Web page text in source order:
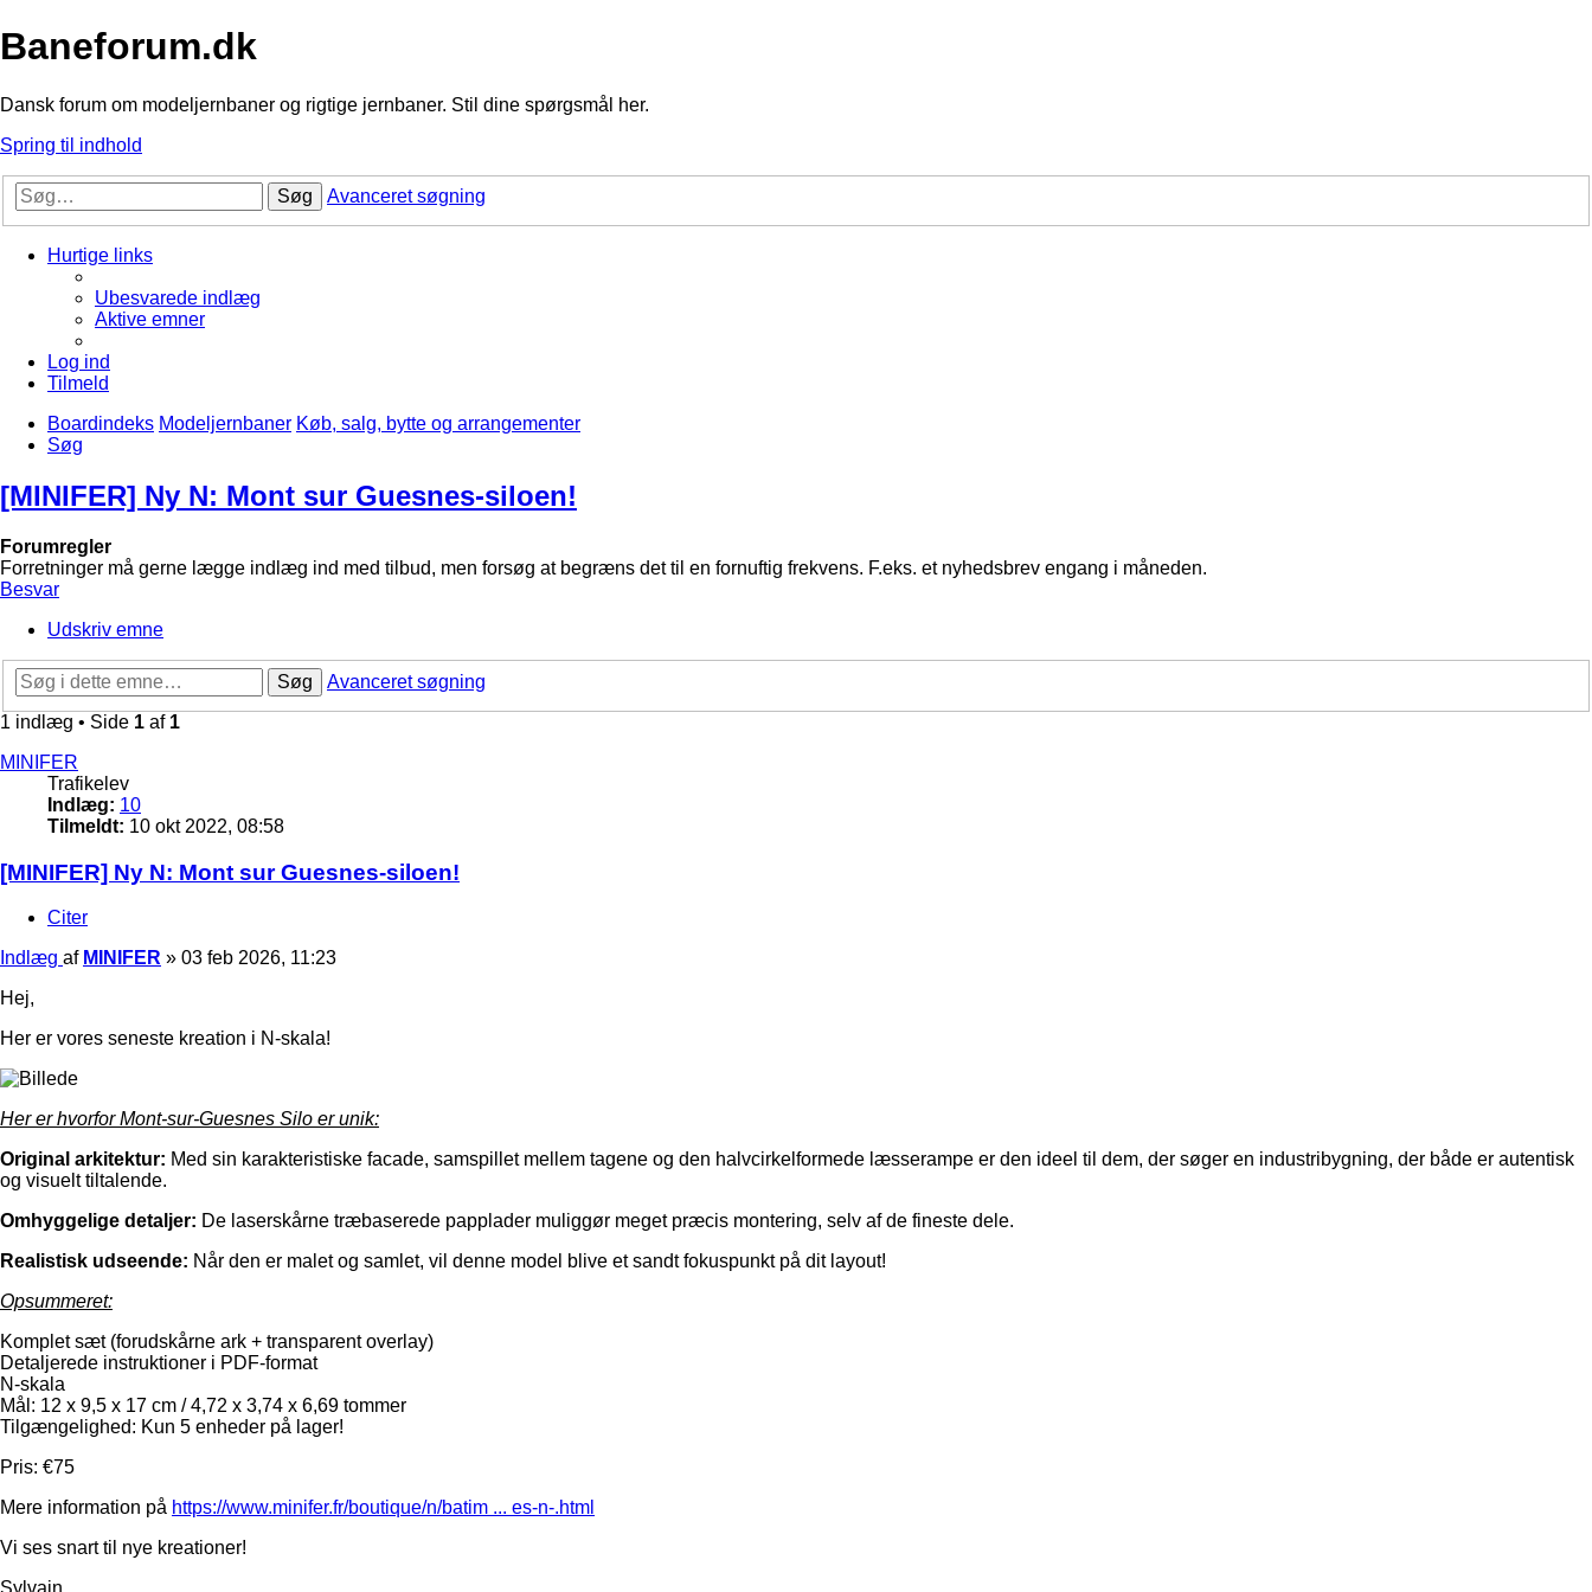
Baneforum.dk
Dansk forum om modeljernbaner og rigtige jernbaner. Stil dine spørgsmål her.
Spring til indhold
Søg Avanceret søgning
Hurtige links
Ubesvarede indlæg
Aktive emner
Log ind
Tilmeld
Boardindeks Modeljernbaner Køb, salg, bytte og arrangementer
Søg
[MINIFER] Ny N: Mont sur Guesnes-siloen!
Forumregler
Forretninger må gerne lægge indlæg ind med tilbud, men forsøg at begræns det til en fornuftig frekvens. F.eks. et nyhedsbrev engang i måneden.
Besvar
Udskriv emne
Søg
Avanceret søgning
1 indlæg • Side 1 af 1
MINIFER
Trafikelev
Indlæg: 10
Tilmeldt: 10 okt 2022, 08:58
[MINIFER] Ny N: Mont sur Guesnes-siloen!
Citer
Indlæg af MINIFER » 03 feb 2026, 11:23
Hej,
Her er vores seneste kreation i N-skala!
Her er hvorfor Mont-sur-Guesnes Silo er unik:
Original arkitektur: Med sin karakteristiske facade, samspillet mellem tagene og den halvcirkelformede læsserampe er den ideel til dem, der søger en industribygning, der både er autentisk
og visuelt tiltalende.
Omhyggelige detaljer: De laserskårne træbaserede papplader muliggør meget præcis montering, selv af de fineste dele.
Realistisk udseende: Når den er malet og samlet, vil denne model blive et sandt fokuspunkt på dit layout!
Opsummeret:
Komplet sæt (forudskårne ark + transparent overlay)
Detaljerede instruktioner i PDF-format
N-skala
Mål: 12 x 9,5 x 17 cm / 4,72 x 3,74 x 6,69 tommer
Tilgængelighed: Kun 5 enheder på lager!
Pris: €75
Mere information på https://www.minifer.fr/boutique/n/batim ... es-n-.html
Vi ses snart til nye kreationer!